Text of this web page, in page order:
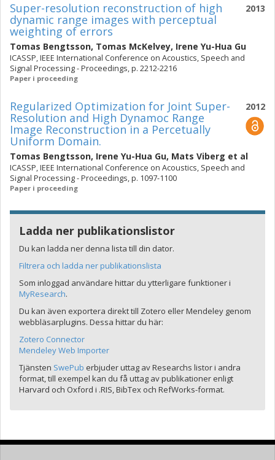
2013
Super-resolution reconstruction of high
dynamic range images with perceptual
weighting of errors
Tomas Bengtsson, Tomas McKelvey, Irene Yu-Hua Gu
ICASSP, IEEE International Conference on Acoustics, Speech and
Signal Processing - Proceedings, p. 2212-2216
Paper i proceeding
2012
Regularized Optimization for Joint Super-
Resolution and High Dynamoc Range
Image Reconstruction in a Percetually
Uniform Domain.
Tomas Bengtsson, Irene Yu-Hua Gu, Mats Viberg et al
ICASSP, IEEE International Conference on Acoustics, Speech and
Signal Processing - Proceedings, p. 1097-1100
Paper i proceeding
Ladda ner publikationslistor
Du kan ladda ner denna lista till din dator.
Filtrera och ladda ner publikationslista
Som inloggad användare hittar du ytterligare funktioner i
MyResearch.
Du kan även exportera direkt till Zotero eller Mendeley genom
webbläsarplugins. Dessa hittar du här:
Zotero Connector
Mendeley Web Importer
Tjänsten SwePub erbjuder uttag av Researchs listor i andra
format, till exempel kan du få uttag av publikationer enligt
Harvard och Oxford i .RIS, BibTex och RefWorks-format.